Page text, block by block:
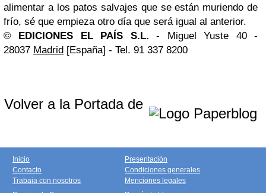
alimentar a los patos salvajes que se están muriendo de
frío, sé que empieza otro día que será igual al anterior.
© EDICIONES EL PAÍS S.L. - Miguel Yuste 40 -
28037 Madrid [España] - Tel. 91 337 8200
Volver a la Portada de
Inicio
Contacto
Trabaja con nosotros
Presentación
Condiciones generales
Menciones legales